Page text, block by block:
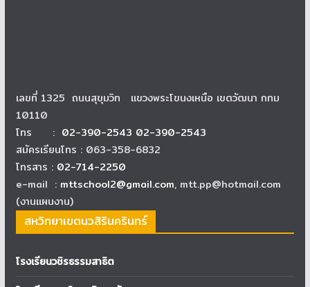
เลขที่ 1325 ถนนสุขุมวิท แขวงพระโขนงเหนือ เขตวัฒนา กทม
10110
โทร : 02-390-2543 02-390-2543
สมัครเรียนโทร : 063-358-6832
โทรสาร : 02-714-2250
e-mail : mttschool2@gmail.com, mtt.pp@hotmail.com
(งานแผนงาน)
สหวิทยาเขตนวสิรินครินทร์
โรงเรียนวชิรธรรมสาธิต